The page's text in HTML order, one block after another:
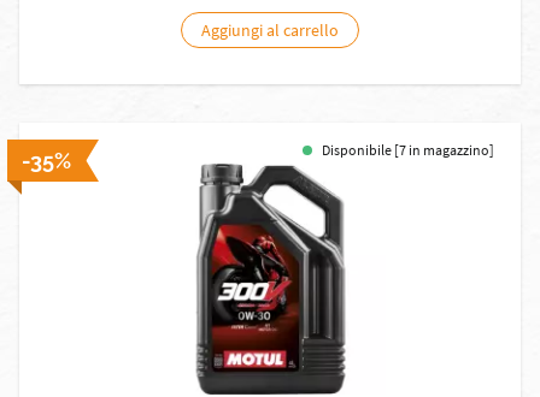
Aggiungi al carrello
-35% Disponibile [7 in magazzino]